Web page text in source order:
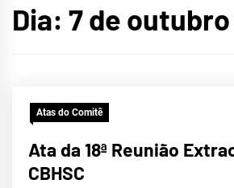
Dia: 7 de
Atas do Comitê
Ata da 18ª Reunião
CBHSC